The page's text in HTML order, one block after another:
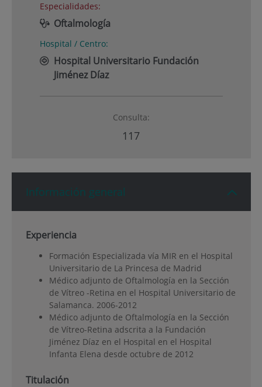
Especialidades:
Oftalmología
Hospital / Centro:
Hospital Universitario Fundación
Jiménez Díaz
Consulta:
117
Información general
Experiencia
Formación Especializada vía MIR en el Hospital
Universitario de La Princesa de Madrid
Médico adjunto de Oftalmología en la Sección
de Vítreo -Retina en el Hospital Universitario de
Salamanca. 2006-2012
Médico adjunto de Oftalmología en la Sección
de Vítreo-Retina adscrita a la Fundación
Jiménez Díaz en el Hospital en el Hospital
Infanta Elena desde octubre de 2012
Titulación